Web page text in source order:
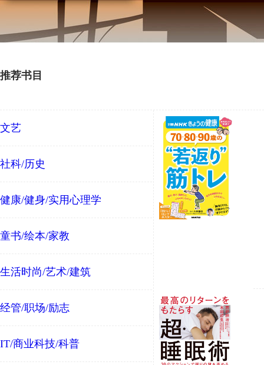
推荐书目
文艺
社科/历史
健康/健身/实用心理学
童书/绘本/家教
生活时尚/艺术/建筑
经管/职场/励志
IT/商业科技/科普